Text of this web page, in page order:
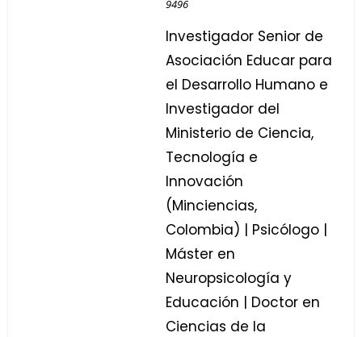
9496
Investigador Senior de
Asociación Educar para
el Desarrollo Humano e
Investigador del
Ministerio de Ciencia,
Tecnología e
Innovación
(Minciencias,
Colombia) | Psicólogo |
Máster en
Neuropsicología y
Educación | Doctor en
Ciencias de la